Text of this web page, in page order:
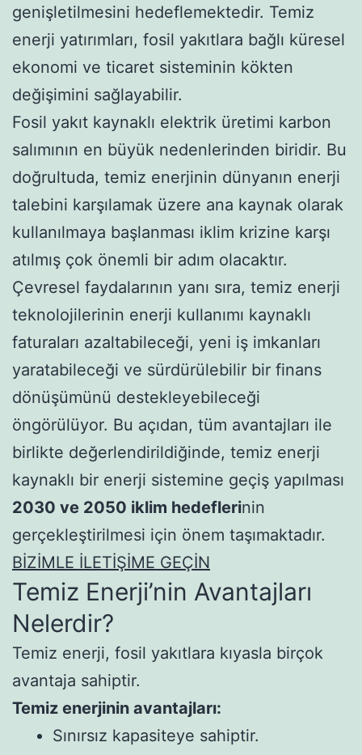
genişletilmesini hedeflemektedir. Temiz
enerji yatırımları, fosil yakıtlara bağlı küresel
ekonomi ve ticaret sisteminin kökten
değişimini sağlayabilir.
Fosil yakıt kaynaklı elektrik üretimi karbon
salımının en büyük nedenlerinden biridir. Bu
doğrultuda, temiz enerjinin dünyanın enerji
talebini karşılamak üzere ana kaynak olarak
kullanılmaya başlanması iklim krizine karşı
atılmış çok önemli bir adım olacaktır.
Çevresel faydalarının yanı sıra, temiz enerji
teknolojilerinin enerji kullanımı kaynaklı
faturaları azaltabileceği, yeni iş imkanları
yaratabileceği ve sürdürülebilir bir finans
dönüşümünü destekleyebileceği
öngörülüyor. Bu açıdan, tüm avantajları ile
birlikte değerlendirildiğinde, temiz enerji
kaynaklı bir enerji sistemine geçiş yapılması
2030 ve 2050 iklim hedeflerinin
gerçekleştirilmesi için önem taşımaktadır.
BİZİMLE İLETİŞİME GEÇİN
Temiz Enerji’nin Avantajları
Nelerdir?
Temiz enerji, fosil yakıtlara kıyasla birçok
avantaja sahiptir.
Temiz enerjinin avantajları:
Sınırsız kapasiteye sahiptir.